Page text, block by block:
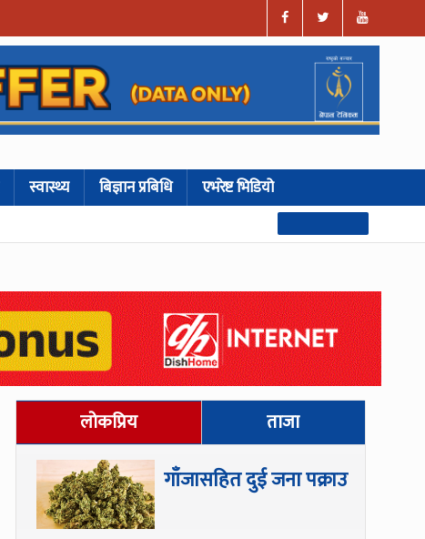
स्वास्थ्य बिज्ञान प्रबिधि एभरेष्ट भिडियो
लोकप्रिय ताजा
गाँजासहित दुई जना पक्राउ